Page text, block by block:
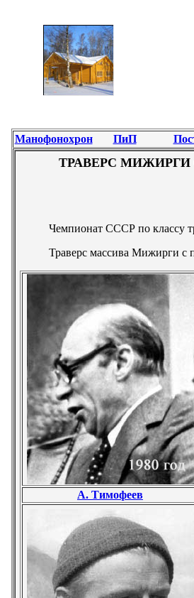
Манофонохрон ПиП
ТРАВЕРС МИЖИРГИ
Чемпионат СССР по классу
Траверс массива Мижирги
А. Тимофеев